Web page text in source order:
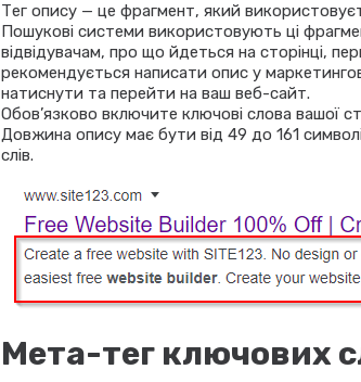
Тег опису — це фрагмент, який
Пошукові системи використовують ці
відвідувачам, про що йдеться на сторінці,
рекомендується написати опис у
натиснути та перейти на ваш веб-сайт.
Обов’язково включите ключові слова вашої
Довжина опису має бути від 49 до 161
слів.
Мета-тег ключових